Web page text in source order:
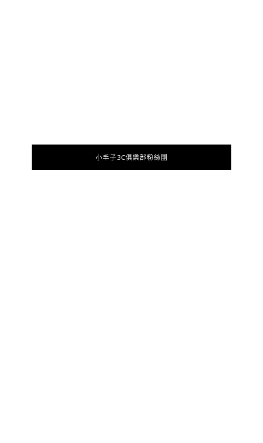
小丰子3C俱樂部粉絲團